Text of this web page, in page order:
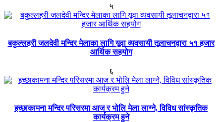
५
बकुल्लहरी जलदेवी मन्दिर मेलाका लागि यूवा व्यवसायी तूलाचनद्वारा ५१ हजार
आर्थिक सहयोग
६
इच्छाकामना मन्दिर परिसरमा आज र भोलि मेला लाग्ने, विविध सांस्कृतिक
कार्यक्रम हुने